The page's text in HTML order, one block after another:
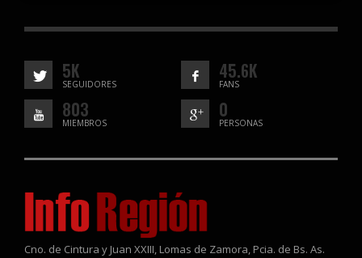
5K
SEGUIDORES
45.6K
FANS
803
MIEMBROS
0
PERSONAS
Cno. de Cintura y Juan XXIII, Lomas de Zamora, Pcia. de Bs. As.